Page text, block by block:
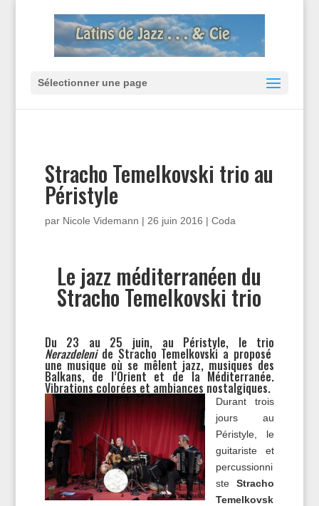
Sélectionner une page
Stracho Temelkovski trio au
Péristyle
par Nicole Videmann | 26 juin 2016 | Coda
Le jazz méditerranéen du
Stracho Temelkovski trio
Du 23 au 25 juin, au Péristyle, le trio
Nerazdeleni de Stracho Temelkovski a proposé
une musique où se mêlent jazz, musiques des
Balkans, de l’Orient et de la Méditerranée.
Vibrations colorées et ambiances nostalgiques.
Durant trois
jours au
Péristyle, le
guitariste et
percussionni
steStracho
Temelkovsk